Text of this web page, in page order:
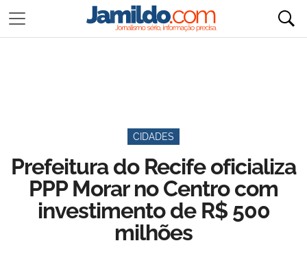
CIDADES
Prefeitura do Recife oficializa
PPP Morar no Centro com
investimento de R$ 500
milhões